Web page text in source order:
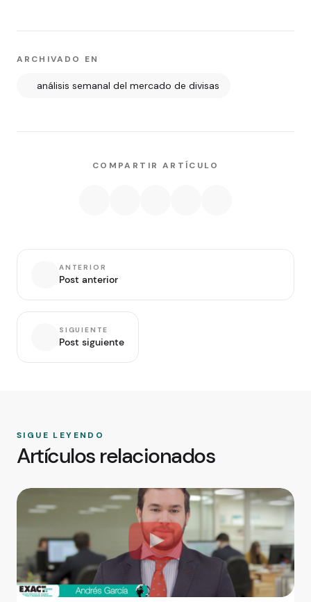
ARCHIVADO EN
análisis semanal del mercado de divisas
COMPARTIR ARTÍCULO
ANTERIOR
Post anterior
SIGUIENTE
Post siguiente
SIGUE LEYENDO
Artículos relacionados